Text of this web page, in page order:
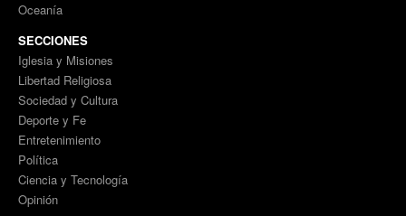
Oceanía
SECCIONES
Iglesia y Misiones
Libertad Religiosa
Sociedad y Cultura
Deporte y Fe
Entretenimiento
Política
Ciencia y Tecnología
Opinión